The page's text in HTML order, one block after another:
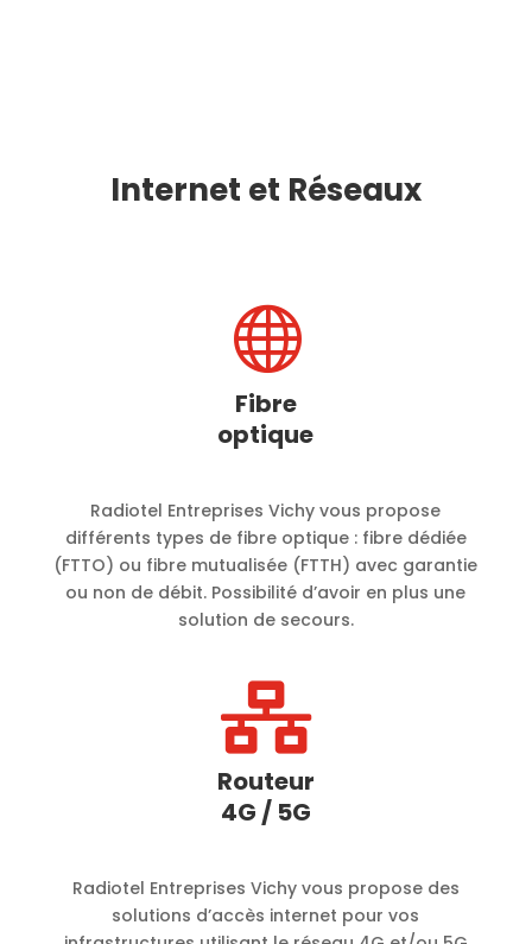
Internet et Réseaux

Fibre
optique
Radiotel Entreprises Vichy vous propose
différents types de fibre optique : fibre dédiée
(FTTO) ou fibre mutualisée (FTTH) avec garantie
ou non de débit. Possibilité d’avoir en plus une
solution de secours.

Routeur
4G / 5G
Radiotel Entreprises Vichy vous propose des
solutions d’accès internet pour vos